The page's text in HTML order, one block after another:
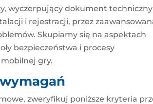
wyczerpujący dokument techniczny
i rejestracji, przez
Skupiamy się na aspektach
bezpieczeństwa i procesy
mobilnej gry.
zweryfikuj poniższe kryteria